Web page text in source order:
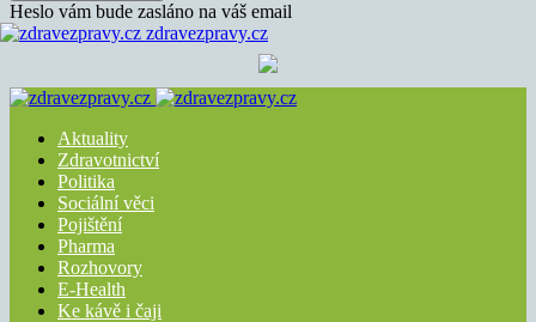
Heslo vám bude zasláno na váš email
zdravezpravy.cz
Aktuality
Zdravotnictví
Politika
Sociální věci
Pojištění
Pharma
Rozhovory
E-Health
Ke kávě i čaji